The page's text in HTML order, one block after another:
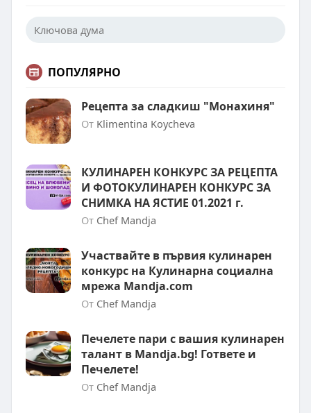
ПОПУЛЯРНО
Рецепта за сладкиш "Монахиня"
От Klimentina Koycheva
КУЛИНАРЕН КОНКУРС ЗА РЕЦЕПТА
И ФОТОКУЛИНАРЕН КОНКУРС ЗА
СНИМКА НА ЯСТИЕ 01.2021 г.
От Chef Mandja
Участвайте в първия кулинарен
конкурс на Кулинарна социална
мрежа Mandja.com
От Chef Mandja
Печелете пари с вашия кулинарен
талант в Mandja.bg! Гответе и
Печелете!
От Chef Mandja